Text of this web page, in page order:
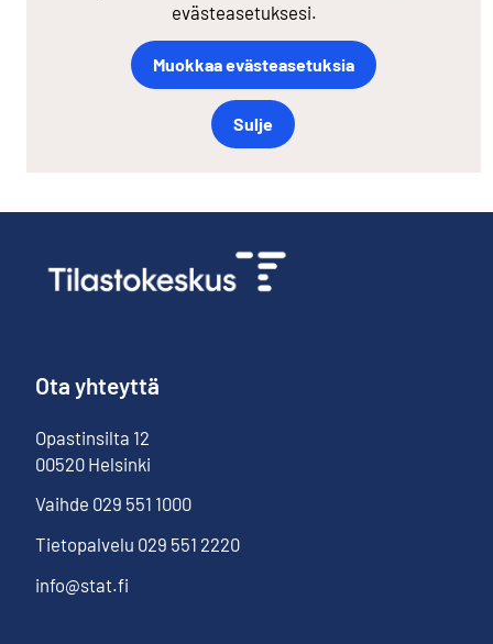
evästeasetuksesi.
Muokkaa evästeasetuksia
Sulje
Ota yhteyttä
Opastinsilta 12
00520 Helsinki
Vaihde 029 551 1000
Tietopalvelu 029 551 2220
info@stat.fi